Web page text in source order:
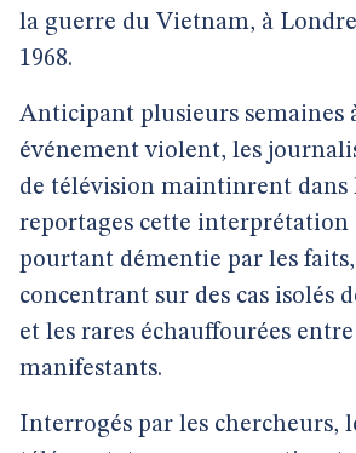
la guerre du Vietnam, à
1968.
Anticipant plusieurs semaines
événement violent, les
de télévision maintinrent dans
reportages cette interprétation
pourtant démentie par les faits,
concentrant sur des cas isolés
et les rares échauffourées
manifestants.
Interrogés par les chercheurs,